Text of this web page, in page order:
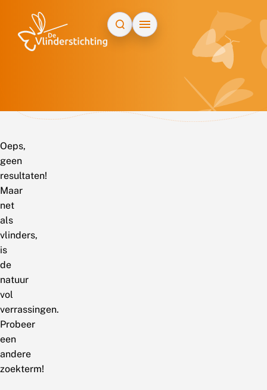
Oeps,
geen
resultaten!
Maar
net
als
vlinders,
is
de
natuur
vol
verrassingen.
Probeer
een
andere
zoekterm!